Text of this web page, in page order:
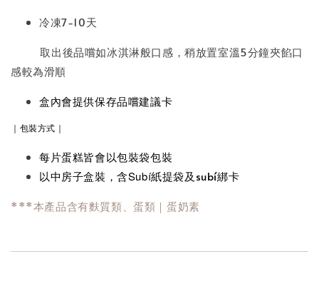
冷凍7-10天
取出後品嚐如冰淇淋般口感，稍放置室溫5分鐘夾餡口
感較為滑順
盒內會提供保存品嚐建議卡
｜包裝方式｜
每片蛋糕皆會以包裝袋包裝
以中房子盒裝，含Subí紙提袋及subí綁卡
***本產品含有麩質類、蛋類｜蛋奶素